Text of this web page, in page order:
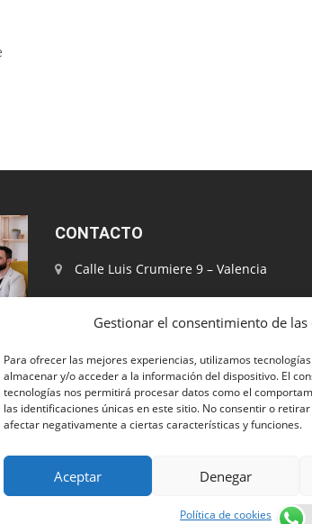
Gestionar el consentimiento de las
Para ofrecer las mejores experiencias, utilizamos
almacenar y/o acceder a la información del dispositivo. El
tecnologías nos permitirá procesar datos como el
las identificaciones únicas en este sitio. No consentir o
afectar negativamente a ciertas características y funciones.
Aceptar Denegar
Política de cookies
CONTACTO
Calle Luis Crumiere 9 – Valencia
Lunes–Viernes: 09:00 – 20:00
Sábados: 09:00 – 14:00
®Javiercolomina.com | Todos los Derechos